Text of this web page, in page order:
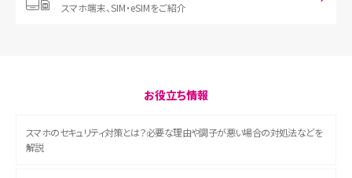
スマホ端末、SIM・eSIMをご紹介
お役立ち情報
スマホのセキュリティ対策とは？必要な理由や調子が悪い場合の対処法などを
解説